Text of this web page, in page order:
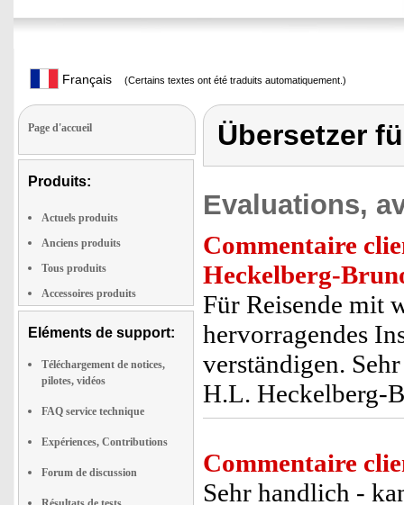
Français (Certains textes ont été traduits automatiquement.)
Page d'accueil
Produits:
Actuels produits
Anciens produits
Tous produits
Accessoires produits
Eléments de support:
Téléchargement de notices,
pilotes, vidéos
FAQ service technique
Expériences, Contributions
Forum de discussion
Übersetzer
Evaluations,
Commentaire
Heckelberg-
Für Reisende mit
hervorragendes
verständigen.
H.L. Heckelberg-
Commentaire
Sehr handlich -